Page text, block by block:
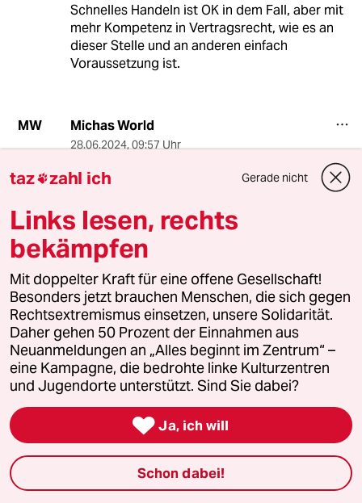
Schnelles Handeln ist OK in dem Fall, aber mit
mehr Kompetenz in Vertragsrecht, wie es an
dieser Stelle und an anderen einfach
Voraussetzung ist.
MW Michas World
28.06.2024,09:57 Uhr
Im Vergleich anderer unnützer Ausgaben unter
Corona, wie bspw. das ansatzlose Testen in
"Peanuts". Die Folgen eines ungesteuerten
"open-house" Verfahren konnte jeder Laie
absehen. Und, nein, wenn Corona eines
bewiesen hat, die Floskel "Not kennt kein
Gebot" ist Unsinn. Die absehbar unnötigen
Ausgaben unter dem Label "Corona" dürften
sich auf einen dreistelligen Milliardenbetrag
summieren. Geld, das uns bspw. in der Bildung
dringend fehlt. Auch vor diesem Hintetgrund
ist eine Aufarbeitung der Corona-Maßnahmen
Befriedung der Gesellschaft fördern und
radikale Parteien marginalisieren.
taz zahl ich Gerade nicht
Links lesen, rechts
bekämpfen
Mit doppelter Kraft für eine offene Gesellschaft!
Besonders jetzt brauchen Menschen, die sich gegen
Rechtsextremismus einsetzen, unsere Solidarität.
Daher gehen 50 Prozent der Einnahmen aus
Neuanmeldungen an „Alles beginnt im Zentrum“ –
eine Kampagne, die bedrohte linke Kulturzentren
und Jugendorte unterstützt. Sind Sie dabei?
 Ja, ich will
Schon dabei!